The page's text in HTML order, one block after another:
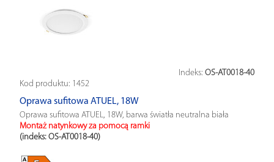
Indeks: OS-AT0018-40
Kod produktu: 1452
Oprawa sufitowa ATUEL, 18W
Oprawa sufitowa ATUEL, 18W, barwa światła neutralna biała
Montaż natynkowy za pomocą ramki
(indeks: OS-AT0018-40)